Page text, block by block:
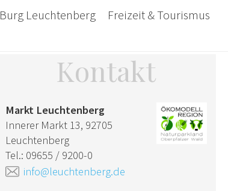
Burg Leuchtenberg Freizeit & Tourismus
Kontakt
Markt Leuchtenberg
Innerer Markt 13, 92705
Leuchtenberg
Tel.: 09655 / 9200-0
info@leuchtenberg.de